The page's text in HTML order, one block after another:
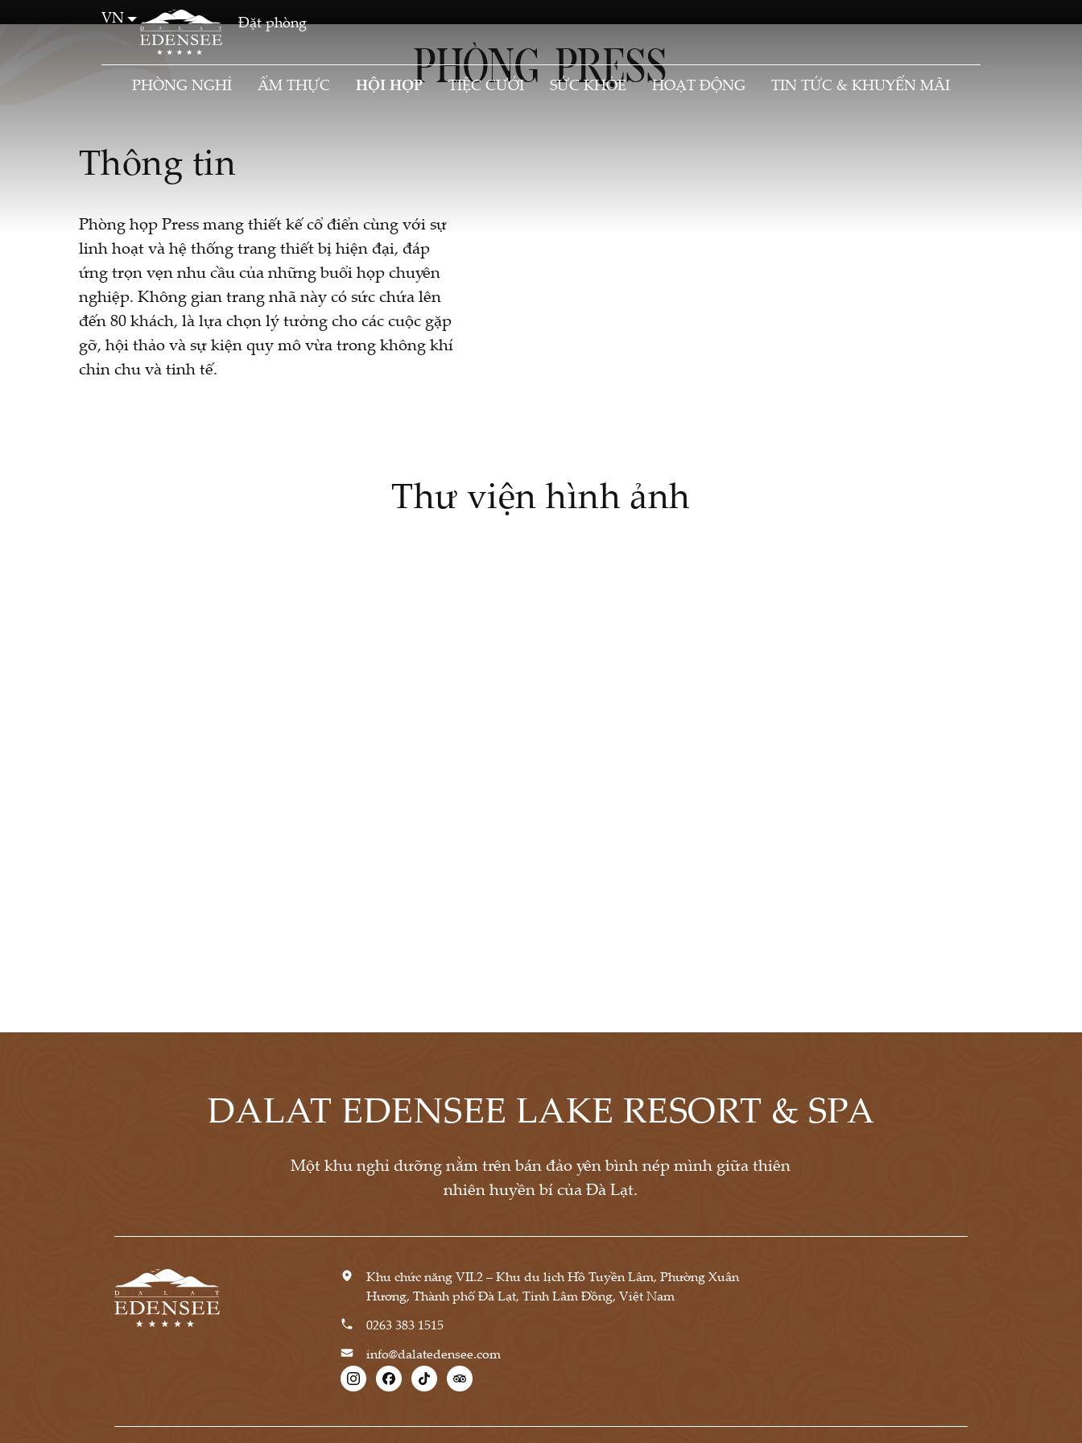
VN Đặt phòng
PHÒNG NGHỈ ẨM THỰC HỘI HỌP TIỆC CƯỚI SỨC KHỎE HOẠT ĐỘNG TIN TỨC & KHUYẾN MÃI
PHÒNG PRESS
Thông tin
Phòng họp Press mang thiết kế cổ điển cùng với sự
linh hoạt và hệ thống trang thiết bị hiện đại, đáp
ứng trọn vẹn nhu cầu của những buổi họp chuyên
nghiệp. Không gian trang nhã này có sức chứa lên
đến 80 khách, là lựa chọn lý tưởng cho các cuộc gặp
gỡ, hội thảo và sự kiện quy mô vừa trong không khí
chỉn chu và tinh tế.
Thư viện hình ảnh
DALAT EDENSEE LAKE RESORT & SPA
Một khu nghỉ dưỡng nằm trên bán đảo yên bình nép mình giữa thiên
nhiên huyền bí của Đà Lạt.
Khu chức năng VII.2 – Khu du lịch Hồ Tuyền Lâm, Phường Xuân
Hương, Thành phố Đà Lạt, Tỉnh Lâm Đồng, Việt Nam
0263 383 1515
info@dalatedensee.com